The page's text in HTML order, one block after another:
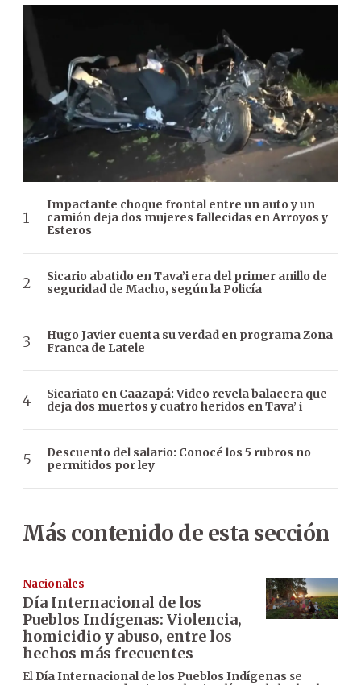
Impactante choque frontal entre un auto y un
camión deja dos mujeres fallecidas en Arroyos y
Esteros
Sicario abatido en Tava’i era del primer anillo de
seguridad de Macho, según la Policía
Hugo Javier cuenta su verdad en programa Zona
Franca de Latele
Sicariato en Caazapá: Video revela balacera que
deja dos muertos y cuatro heridos en Tava’ i
Descuento del salario: Conocé los 5 rubros no
permitidos por ley
Más contenido de esta sección
Nacionales
Día Internacional de los
Pueblos Indígenas: Violencia,
homicidio y abuso, entre los
hechos más frecuentes
El Día Internacional de los Pueblos Indígenas se